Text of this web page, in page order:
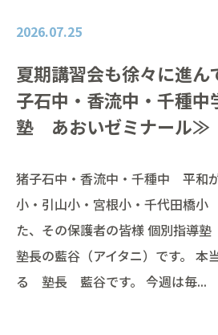
2026.07.25
夏期講習会も徐々に進
子石中・香流中・千種
塾 あおいゼミナール≫
猪子石中・香流中・千種中 平和
小・引山小・宮根小・千代田
た、その保護者の皆様 個別指導
塾長の藍谷（アイタニ）です。 本
る 塾長 藍谷です。 今週は毎...